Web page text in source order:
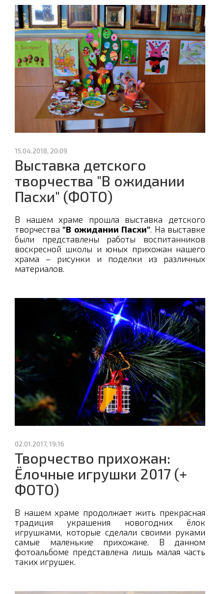
15.04.2018, 20:09
Выставка детcкого
творчества "В ожидании
Пасхи" (ФОТО)
В нашем храме прошла выставка детского
творчества "В ожидании Пасхи" . На выставке
были представлены работы воспитанников
воскресной школы и юных прихожан нашего
храма – рисунки и поделки из различных
материалов.
02.01.2017, 19:16
Творчество прихожан:
Ёлочные игрушки 2017 (+
ФОТО)
В нашем храме продолжает жить прекрасная
традиция украшения новогодних ёлок
игрушками, которые сделали своими руками
самые маленькие прихожане. В данном
фотоальбоме представлена лишь малая часть
таких игрушек.